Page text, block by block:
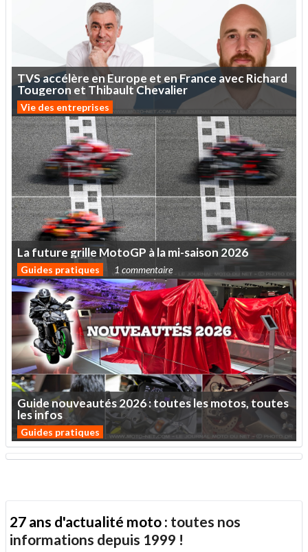
TVSaccélère enEurope et enFrance avecRichard
Tougeron et Thibault Chevalier
Vie des entreprises
Lafuturegrille MotoGP àlami-saison 2026
Guides pratiques 1 commentaire
Guidenouveautés2026:touteslesmotos,toutes
lesinfos
Guides pratiques
27 ans d'actualité moto : toutes nos
informations depuis 1999 !